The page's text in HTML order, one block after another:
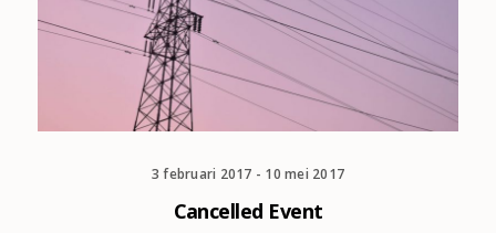
3 februari 2017 - 10 mei 2017
Cancelled Event